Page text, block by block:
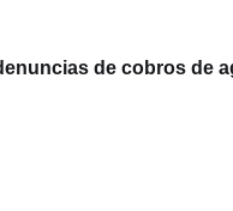
de cobros de